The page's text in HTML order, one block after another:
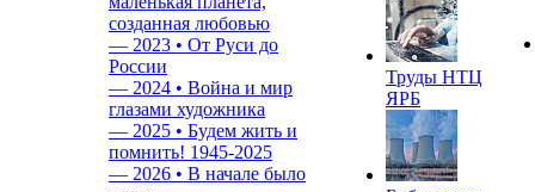
созданная любовью
— 2023 • От Руси до
России
— 2024 • Война и мир
глазами художника
— 2025 • Будем жить и
помнить! 1945-2025
— 2026 • В начале было
Труды НТЦ
ЯРБ